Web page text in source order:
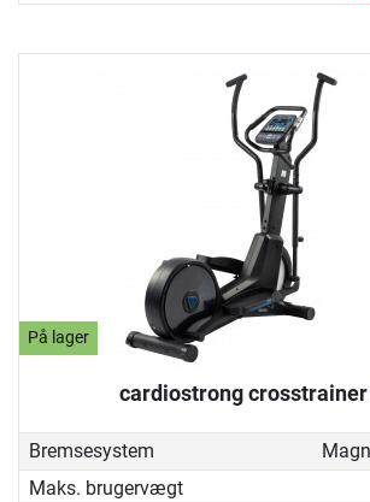
På lager
cardiostrong crosstrainer
Bremsesystem
Maks. brugervægt